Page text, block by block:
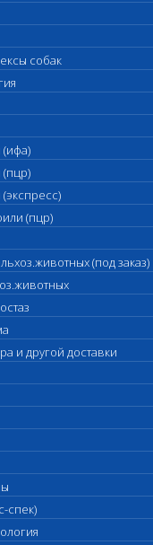
собак
(пцр)
(под заказ)
и другой доставки
спек)